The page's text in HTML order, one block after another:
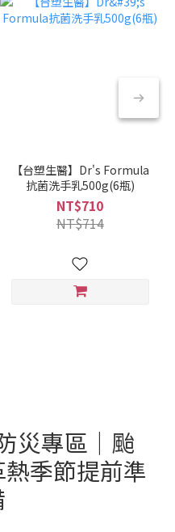
【台塑生醫】Dr's Formula
抗菌洗手乳500g(6瓶)
NT$710
NT$714
災專區｜颱
季節提前準